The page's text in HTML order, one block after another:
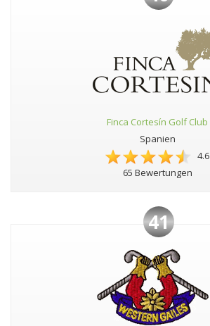
Finca Cortesín Golf Club
Spanien
4.6
65 Bewertungen
41